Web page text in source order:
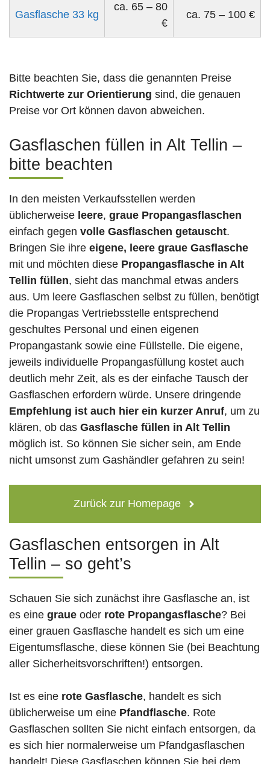
Gasflasche 33 kg
ca. 65 – 80
€
ca. 75 – 100 €
Bitte beachten Sie, dass die genannten Preise
Richtwerte zur Orientierung sind, die genauen
Preise vor Ort können davon abweichen.
Gasflaschen füllen in Alt Tellin –
bitte beachten
In den meisten Verkaufsstellen werden
üblicherweise leere, graue Propangasflaschen
einfach gegen volle Gasflaschen getauscht.
Bringen Sie ihre eigene, leere graue Gasflasche
mit und möchten diese Propangasflasche in Alt
Tellin füllen, sieht das manchmal etwas anders
aus. Um leere Gasflaschen selbst zu füllen, benötigt
die Propangas Vertriebsstelle entsprechend
geschultes Personal und einen eigenen
Propangastank sowie eine Füllstelle. Die eigene,
jeweils individuelle Propangasfüllung kostet auch
deutlich mehr Zeit, als es der einfache Tausch der
Gasflaschen erfordern würde. Unsere dringende
Empfehlung ist auch hier ein kurzer Anruf, um zu
klären, ob das Gasflasche füllen in Alt Tellin
möglich ist. So können Sie sicher sein, am Ende
nicht umsonst zum Gashändler gefahren zu sein!
Zurück zur Homepage
Gasflaschen entsorgen in Alt
Tellin – so geht’s
Schauen Sie sich zunächst ihre Gasflasche an, ist
es eine graue oder rote Propangasflasche? Bei
einer grauen Gasflasche handelt es sich um eine
Eigentumsflasche, diese können Sie (bei Beachtung
aller Sicherheitsvorschriften!) entsorgen.
Ist es eine rote Gasflasche, handelt es sich
üblicherweise um eine Pfandflasche. Rote
Gasflaschen sollten Sie nicht einfach entsorgen, da
es sich hier normalerweise um Pfandgasflaschen